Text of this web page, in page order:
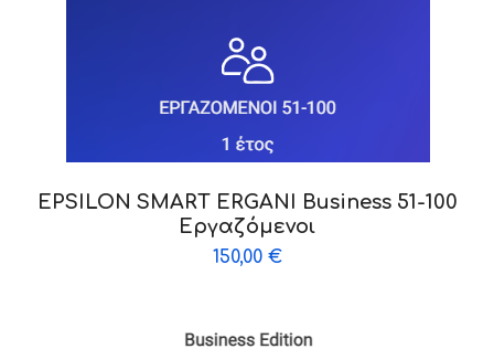
EPSILON SMART ERGANI Business 51-100
Εργαζόμενοι
150,00 €